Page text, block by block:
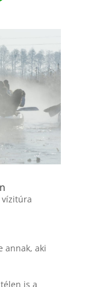
vízitúra
annak, aki
is a